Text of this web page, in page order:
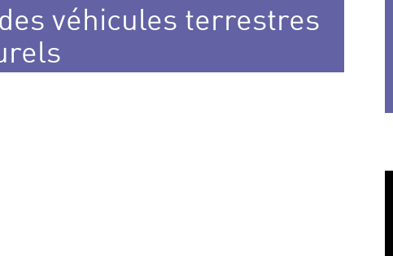
véhicules terrestres